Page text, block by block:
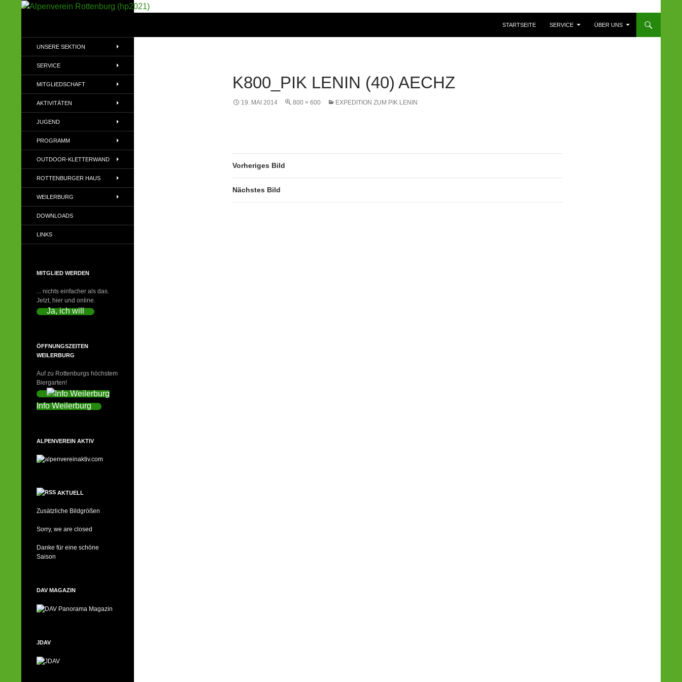
STARTSEITE
SERVICE ÜBER UNS
K800_PIK LENIN (40) AECHZ
19. MAI 2014 800 × 600 EXPEDITION ZUM PIK LENIN
Vorheriges Bild
Nächstes Bild
(DAV)
UNSERE SEKTION
SERVICE
MITGLIEDSCHAFT
AKTIVITÄTEN
JUGEND
PROGRAMM
OUTDOOR-KLETTERWAND
ROTTENBURGER HAUS
WEILERBURG
DOWNLOADS
LINKS
MITGLIED WERDEN
... nichts einfacher als das.
Jetzt, hier und online.
Ja, ich will
ÖFFNUNGSZEITEN
WEILERBURG
Auf zu Rottenburgs höchstem
Biergarten!
Info Weilerburg
ALPENVEREIN AKTIV
AKTUELL
Zusätzliche Bildgrößen
Sorry, we are closed
Danke für eine schöne
Saison
DAV MAGAZIN
JDAV